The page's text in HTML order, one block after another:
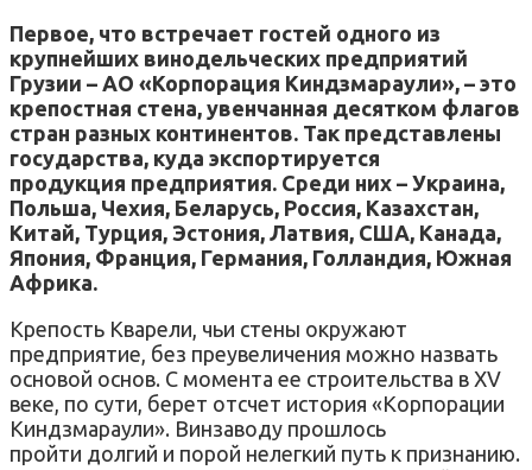
Первое, что встречает гостей одного из
крупнейших винодельческих предприятий
Грузии – АО «Корпорация Киндзмараули», – это
крепостная стена, увенчанная десятком флагов
стран разных континентов. Так представлены
государства, куда экспортируется
продукция предприятия. Среди них – Украина,
Польша, Чехия, Беларусь, Россия, Казахстан,
Китай, Турция, Эстония, Латвия, США, Канада,
Япония, Франция, Германия, Голландия, Южная
Африка.
Крепость Кварели, чьи стены окружают
предприятие, без преувеличения можно назвать
основой основ. С момента ее строительства в XV
веке, по сути, берет отсчет история «Корпорации
Киндзмараули». Винзаводу прошлось
пройти долгий и порой нелегкий путь к признанию.